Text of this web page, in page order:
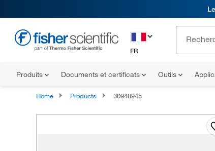
FR
Produits Documents et certificats Outils
Home Products 30948945